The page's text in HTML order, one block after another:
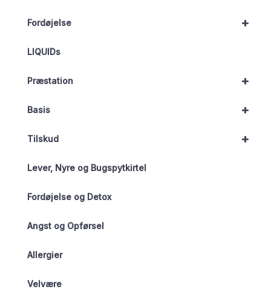
+
Fordøjelse
LIQUIDs
+
Præstation
+
Basis
+
Tilskud
Lever, Nyre og Bugspytkirtel
Fordøjelse og Detox
Angst og Opførsel
Allergier
Velvære